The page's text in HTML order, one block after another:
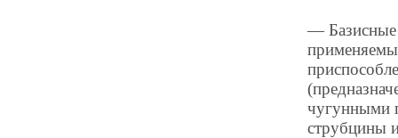
— Базисные
чугунными
струбцины